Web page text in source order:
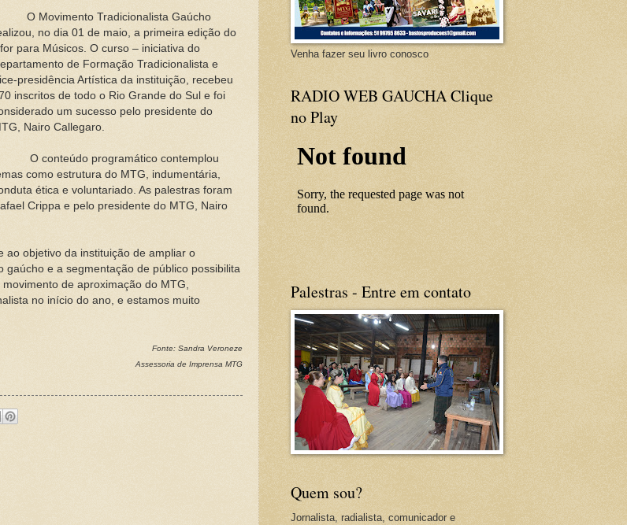
O Movimento Tradicionalista Gaúcho
no dia 01 de maio, a primeira edição do
para Músicos. O curso – iniciativa do
de Formação Tradicionalista e
presidência Artística da instituição, recebeu
inscritos de todo o Rio Grande do Sul e foi
um sucesso pelo presidente do
Nairo Callegaro.
conteúdo programático contemplou
como estrutura do MTG, indumentária,
ética e voluntariado. As palestras foram
Crippa e pelo presidente do MTG, Nairo
objetivo da instituição de ampliar o
e a segmentação de público possibilita
de aproximação do MTG,
no início do ano, e estamos muito
Fonte: Sandra Veroneze
Assessoria de Imprensa MTG
Venha fazer seu livro conosco
RADIO WEB GAUCHA Clique
no Play
Palestras - Entre em contato
Quem sou?
Jornalista, radialista, comunicador e